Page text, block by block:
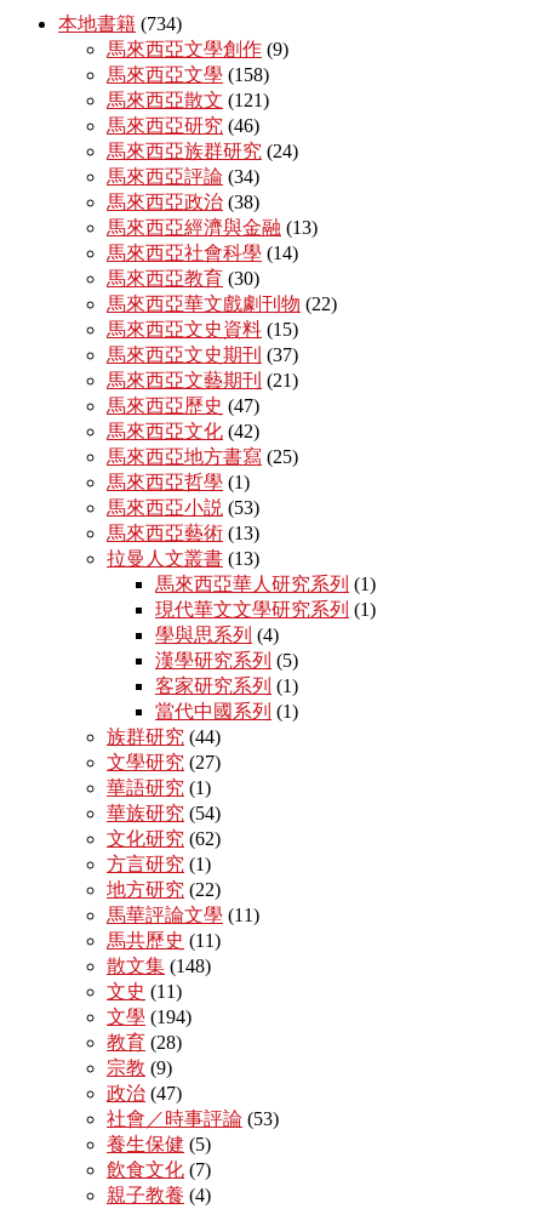
本地書籍 (734)
馬來西亞文學創作 (9)
馬來西亞文學 (158)
馬來西亞散文 (121)
馬來西亞研究 (46)
馬來西亞族群研究 (24)
馬來西亞評論 (34)
馬來西亞政治 (38)
馬來西亞經濟與金融 (13)
馬來西亞社會科學 (14)
馬來西亞教育 (30)
馬來西亞華文戲劇刊物 (22)
馬來西亞文史資料 (15)
馬來西亞文史期刊 (37)
馬來西亞文藝期刊 (21)
馬來西亞歷史 (47)
馬來西亞文化 (42)
馬來西亞地方書寫 (25)
馬來西亞哲學 (1)
馬來西亞小説 (53)
馬來西亞藝術 (13)
拉曼人文叢書 (13)
馬來西亞華人研究系列 (1)
現代華文文學研究系列 (1)
學與思系列 (4)
漢學研究系列 (5)
客家研究系列 (1)
當代中國系列 (1)
族群研究 (44)
文學研究 (27)
華語研究 (1)
華族研究 (54)
文化研究 (62)
方言研究 (1)
地方研究 (22)
馬華評論文學 (11)
馬共歷史 (11)
散文集 (148)
文史 (11)
文學 (194)
教育 (28)
宗教 (9)
政治 (47)
社會／時事評論 (53)
養生保健 (5)
飲食文化 (7)
親子教養 (4)